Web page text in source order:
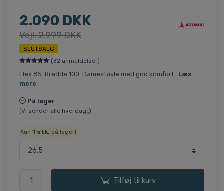
2.090 DKK
Vejl. 2.999 DKK
SLUTSALG
(32 anmeldelser)
Flex 85. Bredde 100. Damestøvle med god komfort.. Læs
mere
På lager
(Vi sender alle hverdage)
Kun1 stk. på lager!
Tilføj til kurv